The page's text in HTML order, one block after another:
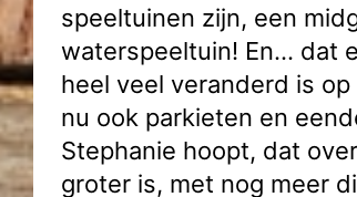
speeltuinen zijn, een
waterspeeltuin! En… dat
heel veel veranderd is
nu ook parkieten en
Stephanie hoopt, dat
groter is, met nog meer